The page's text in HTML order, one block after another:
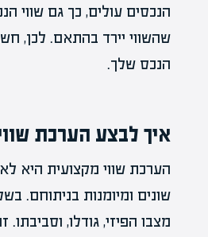
הנכסים עולים, כך גם שווי
שהשווי יירד בהתאם. לכן,
הנכס שלך.
איך לבצע הערכת
הערכת שווי מקצועית היא
שונים ומיומנות בניתוחם.
מצבו הפיזי, גודלו,